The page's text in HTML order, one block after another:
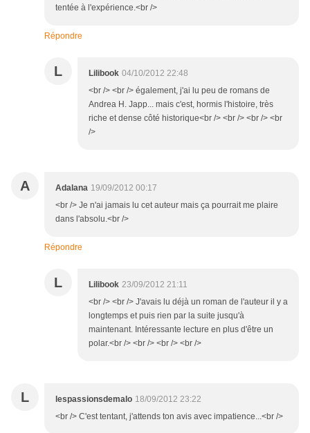
tentée à l'expérience.<br />
Répondre
L Lilibook 04/10/2012 22:48
<br /> <br /> également, j'ai lu peu de romans de
Andrea H. Japp... mais c'est, hormis l'histoire, très
riche et dense côté historique<br /> <br /> <br /> <br
/>
A Adalana 19/09/2012 00:17
<br /> Je n'ai jamais lu cet auteur mais ça pourrait me plaire
dans l'absolu.<br />
Répondre
L Lilibook 23/09/2012 21:11
<br /> <br /> J'avais lu déjà un roman de l'auteur il y a
longtemps et puis rien par la suite jusqu'à
maintenant. Intéressante lecture en plus d'être un
polar.<br /> <br /> <br /> <br />
L lespassionsdemalo 18/09/2012 23:22
<br /> C'est tentant, j'attends ton avis avec impatience...<br />